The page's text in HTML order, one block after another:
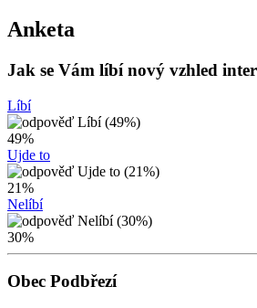
Anketa
Jak se Vám líbí nový vzhled
Líbí
49%
Ujde to
21%
Nelíbí
30%
Obec Podbřezí